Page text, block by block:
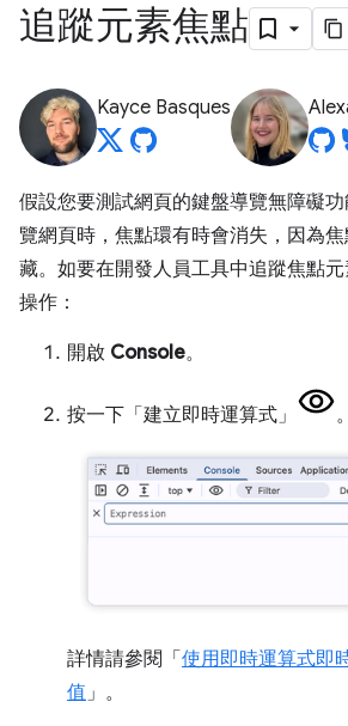
追蹤元素焦點
Kayce Basques
假設您要測試網頁的鍵盤導覽無障礙
覽網頁時，焦點環有時會消失，因為
藏。如要在開發人員工具中追蹤焦點
操作：
開啟 Console。
按一下「建立即時運算式」 。
詳情請參閱「使用即時運算式即
值 」。